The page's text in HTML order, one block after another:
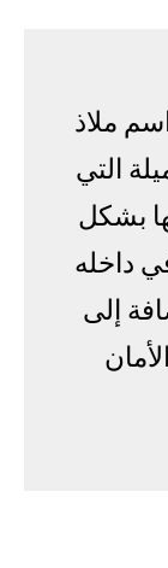
ملاذ
التي
بشكل
داخله
إلى